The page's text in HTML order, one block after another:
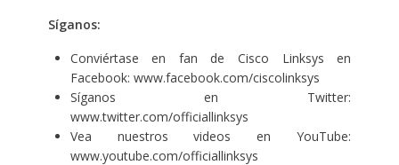
Síganos:
Conviértase en fan de Cisco Linksys en
Facebook: www.facebook.com/ciscolinksys
Síganos en Twitter:
www.twitter.com/officiallinksys
Vea nuestros videos en YouTube:
www.youtube.com/officiallinksys